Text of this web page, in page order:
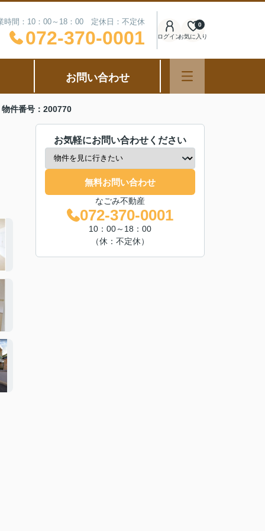
時間：10：00～18：00 定休日：不定休
072-370-0001 ログインお気に入り
0
お問い合わせ
件番号：200770
お気軽にお問い合わせください
無料お問い合わせ
なごみ不動産
072-370-0001
10：00～18：00
（休：不定休）